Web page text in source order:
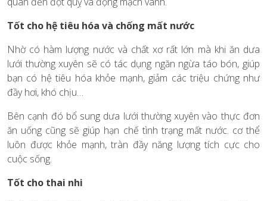
Tốt cho hệ tiêu hóa và chống mất nước
Nhờ có hàm lượng nước và chất xơ rất lớn mà khi ăn dưa
lưới thường xuyên sẽ có tác dụng ngăn ngừa táo bón, giúp
bạn có hệ tiêu hóa khỏe mạnh, giảm các triệu chứng như
đầy hơi, khó chịu…
Bên cạnh đó bổ sung dưa lưới thường xuyên vào thực đơn
ăn uống cũng sẽ giúp hạn chế tình trạng mất nước. cơ thể
luôn được khỏe mạnh, tràn đầy năng lượng tích cực cho
cuộc sống.
Tốt cho thai nhi